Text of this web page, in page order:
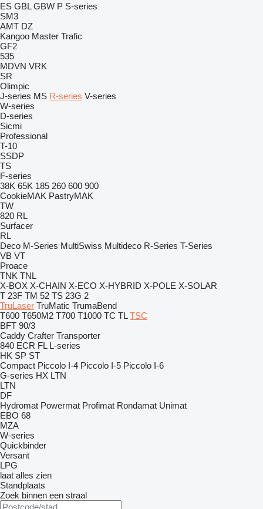
ES GBL GBW P S-series
SM3
AMT DZ
Kangoo Master Trafic
GF2
535
MDVN VRK
SR
Olimpic
J-series MS R-series V-series
W-series
D-series
Sicmi
Professional
T-10
SSDP
TS
F-series
38K 65K 185 260 600 900
CookieMAK PastryMAK
TW
820 RL
Surfacer
RL
Deco M-Series MultiSwiss Multideco R-Series T-Series
VB VT
Proace
TNK TNL
X-BOX X-CHAIN X-ECO X-HYBRID X-POLE X-SOLAR
T 23F TM 52 TS 23G 2
TruLaser TruMatic TrumaBend
T600 T650M2 T700 T1000 TC TL TSC
BFT 90/3
Caddy Crafter Transporter
840 ECR FL L-series
HK SP ST
Compact Piccolo I-4 Piccolo I-5 Piccolo I-6
G-series HX LTN
LTN
DF
Hydromat Powermat Profimat Rondamat Unimat
EBO 68
MZA
W-series
Quickbinder
Versant
LPG
laat alles zien
Standplaats
Zoek binnen een straal